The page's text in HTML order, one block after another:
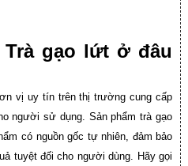
Trà gạo lứt ở đâu
vị uy tín trên thị trường cung cấp
người sử dụng. Sản phẩm trà gạo
có nguồn gốc tự nhiên, đảm bảo
tuyệt đối cho người dùng. Hãy gọi